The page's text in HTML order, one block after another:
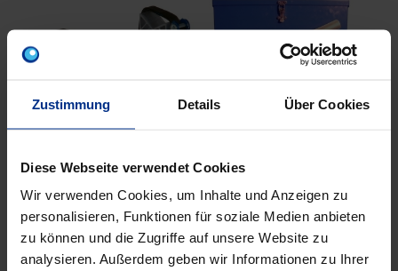
Zustimmung Details Über Cookies
Diese Webseite verwendet Cookies
Wir verwenden Cookies, um Inhalte und Anzeigen zu
personalisieren, Funktionen für soziale Medien anbieten
zu können und die Zugriffe auf unsere Website zu
analysieren. Außerdem geben wir Informationen zu Ihrer
HALTEVORRICHTUNG
2-FACH DA63-125
Schälgerät PT2 DA63-
250